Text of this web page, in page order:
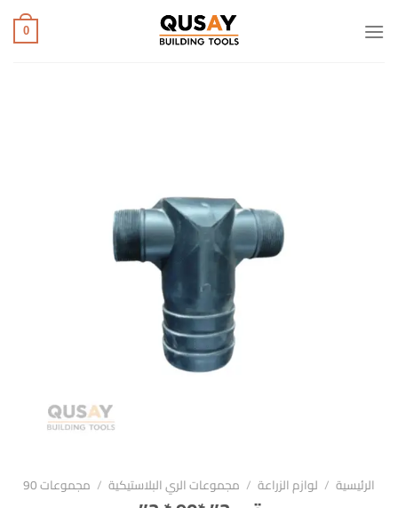
للمحتوى
0
الرئيسية / لوازم الزراعة / مجموعات الري البلاستيكية / مجموعات 90